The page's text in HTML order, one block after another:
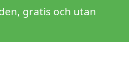
gratis och utan